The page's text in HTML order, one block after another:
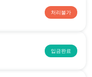
처리불가
입금완료